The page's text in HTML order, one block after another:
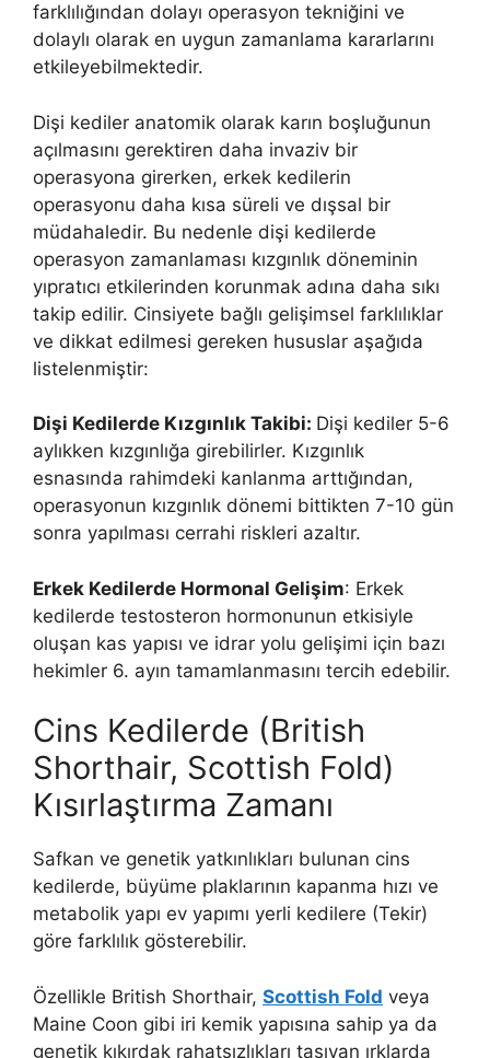
farklılığından dolayı operasyon tekniğini ve
dolaylı olarak en uygun zamanlama kararlarını
etkileyebilmektedir.
Dişi kediler anatomik olarak karın boşluğunun
açılmasını gerektiren daha invaziv bir
operasyona girerken, erkek kedilerin
operasyonu daha kısa süreli ve dışsal bir
müdahaledir. Bu nedenle dişi kedilerde
operasyon zamanlaması kızgınlık döneminin
yıpratıcı etkilerinden korunmak adına daha sıkı
takip edilir. Cinsiyete bağlı gelişimsel farklılıklar
ve dikkat edilmesi gereken hususlar aşağıda
listelenmiştir:
Dişi Kedilerde Kızgınlık Takibi: Dişi kediler 5-6
aylıkken kızgınlığa girebilirler. Kızgınlık
esnasında rahimdeki kanlanma arttığından,
operasyonun kızgınlık dönemi bittikten 7-10 gün
sonra yapılması cerrahi riskleri azaltır.
Erkek Kedilerde Hormonal Gelişim: Erkek
kedilerde testosteron hormonunun etkisiyle
oluşan kas yapısı ve idrar yolu gelişimi için bazı
hekimler 6. ayın tamamlanmasını tercih edebilir.
Cins Kedilerde (British
Shorthair, Scottish Fold)
Kısırlaştırma Zamanı
Safkan ve genetik yatkınlıkları bulunan cins
kedilerde, büyüme plaklarının kapanma hızı ve
metabolik yapı ev yapımı yerli kedilere (Tekir)
göre farklılık gösterebilir.
Özellikle British Shorthair, Scottish Fold veya
Maine Coon gibi iri kemik yapısına sahip ya da
genetik kıkırdak rahatsızlıkları taşıyan ırklarda